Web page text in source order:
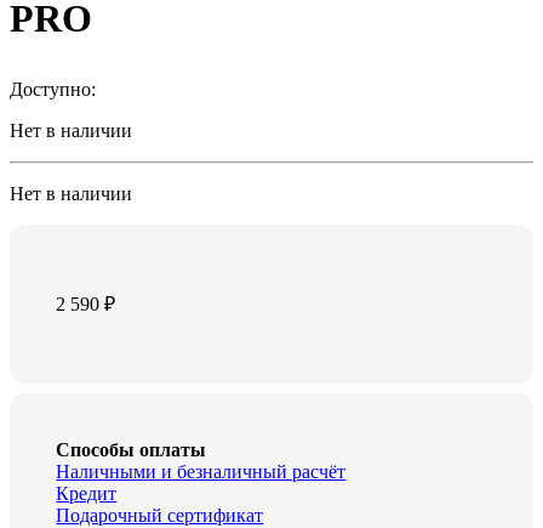
PRO
Доступно:
Нет в наличии
Нет в наличии
2 590₽
Способы оплаты
Наличными и безналичный расчёт
Кредит
Подарочный сертификат